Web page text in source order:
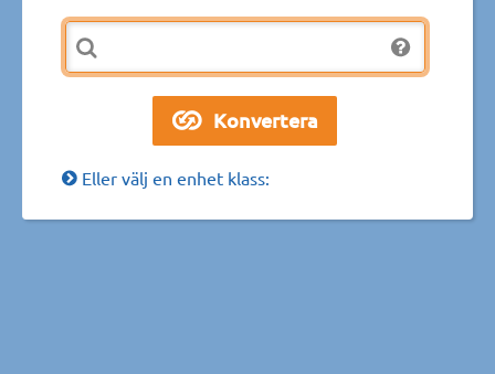
Eller välj en enhet klass: